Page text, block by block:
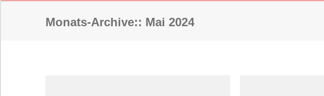
Monats-Archive:: Mai 2024